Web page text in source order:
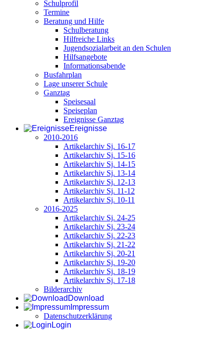
Schulprofil
Termine
Beratung und Hilfe
Schulberatung
Hilfreiche Links
Jugendsozialarbeit an den Schulen
Hilfsangebote
Informationsabende
Busfahrplan
Lage unserer Schule
Ganztag
Speisesaal
Speiseplan
Ereignisse Ganztag
Ereignisse
2010-2016
Artikelarchiv Sj. 16-17
Artikelarchiv Sj. 15-16
Artikelarchiv Sj. 14-15
Artikelarchiv Sj. 13-14
Artikelarchiv Sj. 12-13
Artikelarchiv Sj. 11-12
Artikelarchiv Sj. 10-11
2016-2025
Artikelarchiv Sj. 24-25
Artikelarchiv Sj. 23-24
Artikelarchiv Sj. 22-23
Artikelarchiv Sj. 21-22
Artikelarchiv Sj. 20-21
Artikelarchiv Sj. 19-20
Artikelarchiv Sj. 18-19
Artikelarchiv Sj. 17-18
Bilderarchiv
Download
Impressum
Datenschutzerklärung
Login